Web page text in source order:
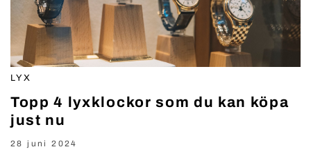
LYX
Topp 4 lyxklockor som du kan köpa
just nu
28 juni 2024